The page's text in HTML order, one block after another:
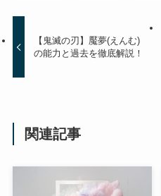
【鬼滅の刃】魘夢(えんむ)
の能力と過去を徹底解説！
関連記事